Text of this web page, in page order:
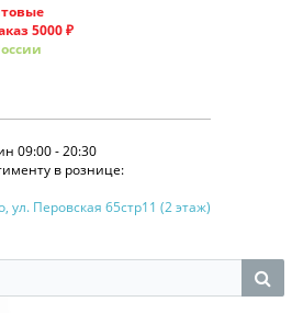
5000 ₽
09:00 - 20:30
в рознице:
ул. Перовская 65стр11 (2 этаж)